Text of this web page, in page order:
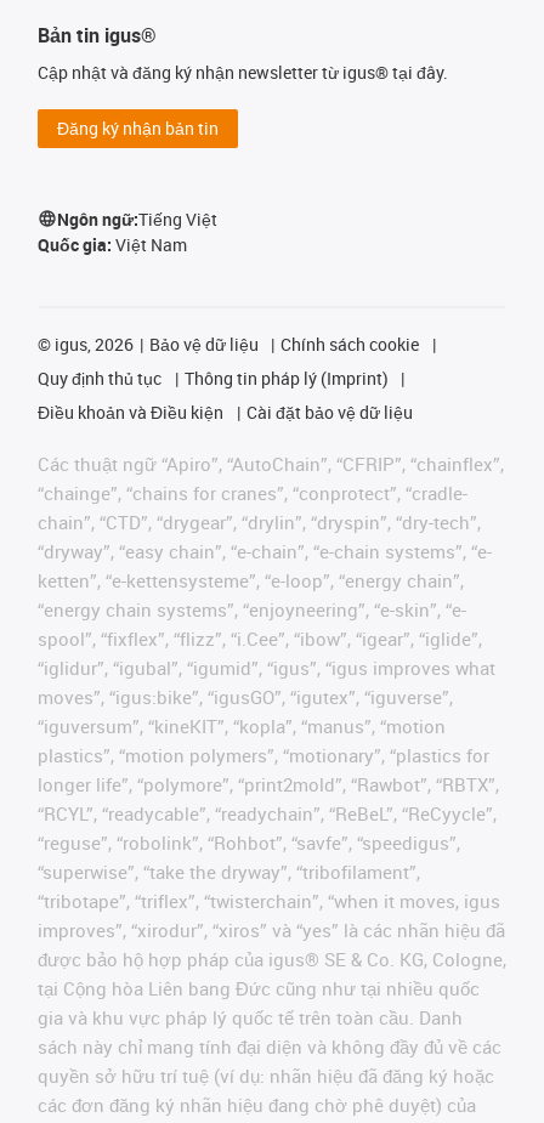
Bản tin igus®
Cập nhật và đăng ký nhận newsletter từ igus® tại đây.
Đăng ký nhận bản tin
Ngôn ngữ:Tiếng Việt
Quốc gia: Việt Nam
© igus, 2026 Bảo vệ dữ liệu
Chính sách cookie
Quy định thủ tục
Thông tin pháp lý (Imprint)
Điều khoản và Điều kiện
Cài đặt bảo vệ dữ liệu
Các thuật ngữ “Apiro”, “AutoChain”, “CFRIP”, “chainflex”,
“chainge”, “chains for cranes”, “conprotect”, “cradle-
chain”, “CTD”, “drygear”, “drylin”, “dryspin”, “dry-tech”,
“dryway”, “easy chain”, “e-chain”, “e-chain systems”, “e-
ketten”, “e-kettensysteme”, “e-loop”, “energy chain”,
“energy chain systems”, “enjoyneering”, “e-skin”, “e-
spool”, “fixflex”, “flizz”, “i.Cee”, “ibow”, “igear”, “iglide”,
“iglidur”, “igubal”, “igumid”, “igus”, “igus improves what
moves”, “igus:bike”, “igusGO”, “igutex”, “iguverse”,
“iguversum”, “kineKIT”, “kopla”, “manus”, “motion
plastics”, “motion polymers”, “motionary”, “plastics for
longer life”, “polymore”, “print2mold”, “Rawbot”, “RBTX”,
“RCYL”, “readycable”, “readychain”, “ReBeL”, “ReCyycle”,
“reguse”, “robolink”, “Rohbot”, “savfe”, “speedigus”,
“superwise”, “take the dryway”, “tribofilament”,
“tribotape”, “triflex”, “twisterchain”, “when it moves, igus
improves”, “xirodur”, “xiros” và “yes” là các nhãn hiệu đã
được bảo hộ hợp pháp của igus® SE & Co. KG, Cologne,
tại Cộng hòa Liên bang Đức cũng như tại nhiều quốc
gia và khu vực pháp lý quốc tế trên toàn cầu. Danh
sách này chỉ mang tính đại diện và không đầy đủ về các
quyền sở hữu trí tuệ (ví dụ: nhãn hiệu đã đăng ký hoặc
các đơn đăng ký nhãn hiệu đang chờ phê duyệt) của